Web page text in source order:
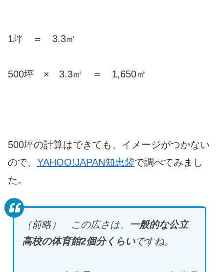
1坪 ＝ 3.3㎡
500坪 × 3.3㎡ ＝ 1,650㎡
500坪の計算はできても、イメージがつかない
ので、 YAHOO!JAPAN知恵袋で調べてみまし
た。
（前略） この広さは、 一般的な公立
高校の体育館2個分くらいですね。